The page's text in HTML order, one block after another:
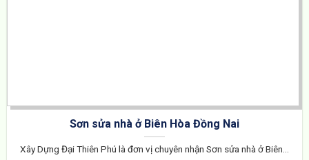
Sơn sửa nhà ở Biên Hòa Đồng Nai
Xây Dựng Đại Thiên Phú là đơn vị chuyên nhận Sơn sửa nhà ở Biên...